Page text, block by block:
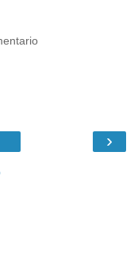
›